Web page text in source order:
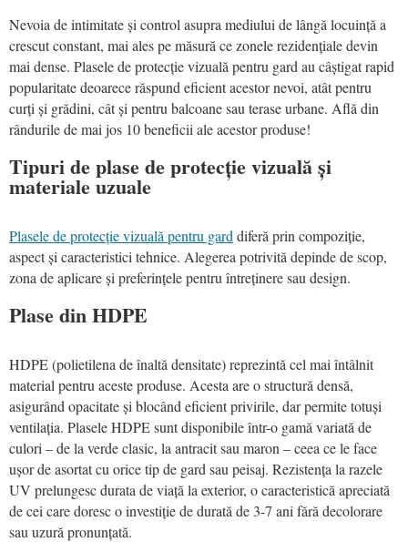
Nevoia de intimitate și control asupra mediului de lângă locuință a
crescut constant, mai ales pe măsură ce zonele rezidențiale devin
mai dense. Plasele de protecție vizuală pentru gard au câștigat rapid
popularitate deoarece răspund eficient acestor nevoi, atât pentru
curți și grădini, cât și pentru balcoane sau terase urbane. Află din
rândurile de mai jos 10 beneficii ale acestor produse!
Tipuri de plase de protecție vizuală și
materiale uzuale
Plasele de protecție vizuală pentru gard diferă prin compoziție,
aspect și caracteristici tehnice. Alegerea potrivită depinde de scop,
zona de aplicare și preferințele pentru întreținere sau design.
Plase din HDPE
HDPE (polietilena de înaltă densitate) reprezintă cel mai întâlnit
material pentru aceste produse. Acesta are o structură densă,
asigurând opacitate și blocând eficient privirile, dar permite totuși
ventilația. Plasele HDPE sunt disponibile într-o gamă variată de
culori – de la verde clasic, la antracit sau maron – ceea ce le face
ușor de asortat cu orice tip de gard sau peisaj. Rezistența la razele
UV prelungesc durata de viață la exterior, o caracteristică apreciată
de cei care doresc o investiție de durată de 3-7 ani fără decolorare
sau uzură pronunțată.